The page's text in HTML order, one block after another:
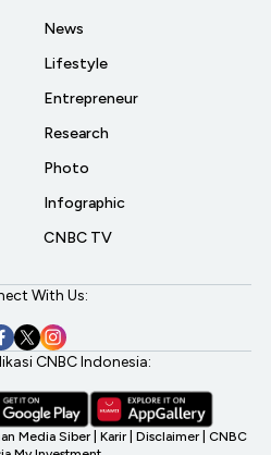
News
Lifestyle
Entrepreneur
Research
Photo
Infographic
CNBC TV
With Us:
CNBC Indonesia:
Media Siber Karir Disclaimer CNBC